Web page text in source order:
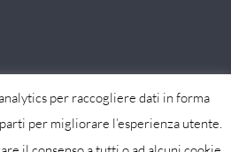
per raccogliere dati in forma
per migliorare l’esperienza utente.